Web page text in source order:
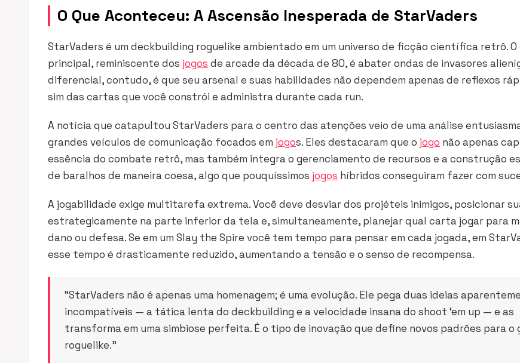
O Que Aconteceu: A Ascensão Inesperada de StarVaders
StarVaders é um deckbuilding roguelike ambientado em um universo de ficção científica retrô.
principal, reminiscente dos jogos de arcade da década de 80, é abater ondas de invasores
diferencial, contudo, é que seu arsenal e suas habilidades não dependem apenas de reflexos
sim das cartas que você constrói e administra durante cada run.
A notícia que catapultou StarVaders para o centro das atenções veio de uma análise
grandes veículos de comunicação focados em jogos. Eles destacaram que o jogo não apenas
essência do combate retrô, mas também integra o gerenciamento de recursos e a construção
de baralhos de maneira coesa, algo que pouquíssimos jogos híbridos conseguiram fazer com
A jogabilidade exige multitarefa extrema. Você deve desviar dos projéteis inimigos, posicionar
estrategicamente na parte inferior da tela e, simultaneamente, planejar qual carta jogar para
dano ou defesa. Se em um Slay the Spire você tem tempo para pensar em cada jogada, em
esse tempo é drasticamente reduzido, aumentando a tensão e o senso de recompensa.
“StarVaders não é apenas uma homenagem; é uma evolução. Ele pega duas ideias
incompatíveis — a tática lenta do deckbuilding e a velocidade insana do shoot ‘em up — e as
transforma em uma simbiose perfeita. É o tipo de inovação que define novos padrões para o
roguelike.”